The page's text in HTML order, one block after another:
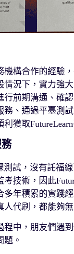
機構合作的經驗
情況下，實力強
行前期溝通、確
務、通過平臺測
獲取
測試，沒有託福
技術，因此
多年積累的實踐
人代刷，都能夠
程中，朋友們遇
。